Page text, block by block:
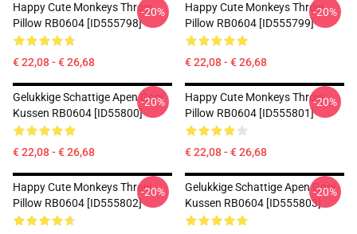
Happy Cute Monkeys Throw
Pillow RB0604 [ID555798]
€ 22,08 - € 26,68
-20%
Happy Cute Monkeys Throw
Pillow RB0604 [ID555799]
€ 22,08 - € 26,68
-20%
Gelukkige Schattige Apen Gooi
Kussen RB0604 [ID55800]
€ 22,08 - € 26,68
-20%
Happy Cute Monkeys Throw
Pillow RB0604 [ID555801]
€ 22,08 - € 26,68
-20%
Happy Cute Monkeys Throw
Pillow RB0604 [ID555802]
-20%
Gelukkige Schattige Apen Gooi
Kussen RB0604 [ID555803]
-20%